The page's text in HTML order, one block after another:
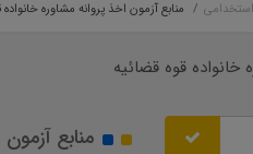
منابع آزمون اخذ پروانه مشاوره
خانواده قوه قضائیه
منابع